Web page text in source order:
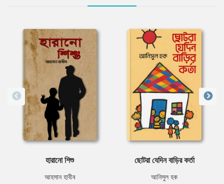
হারানাে শিশু
আহসান হাবীব
ছোটরা যেদিন বাড়ির কর্তা
আনিসুল হক